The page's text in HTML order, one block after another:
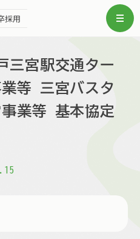
採用
三宮駅交通ター
等 三宮バスタ
業等 基本協定